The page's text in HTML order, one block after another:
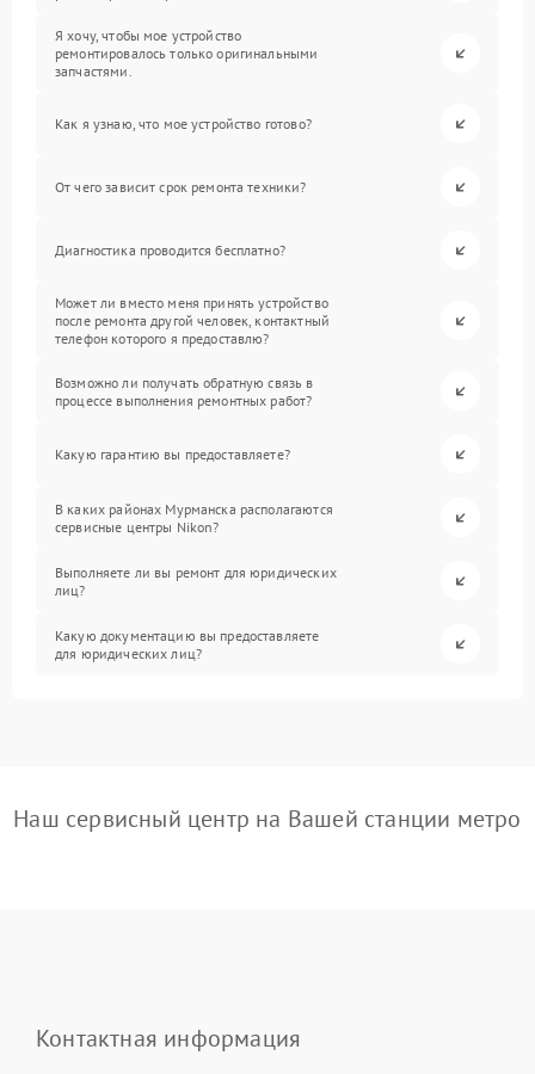
Я хочу, чтобы мое устройство
ремонтировалось только оригинальными
запчастями.
Как я узнаю, что мое устройство готово?
От чего зависит срок ремонта техники?
Диагностика проводится бесплатно?
Может ли вместо меня принять устройство
после ремонта другой человек, контактный
телефон которого я предоставлю?
Возможно ли получать обратную связь в
процессе выполнения ремонтных работ?
Какую гарантию вы предоставляете?
В каких районах Мурманска располагаются
сервисные центры Nikon?
Выполняете ли вы ремонт для юридических
лиц?
Какую документацию вы предоставляете
для юридических лиц?
Наш сервисный центр на Вашей станции метро
Контактная информация